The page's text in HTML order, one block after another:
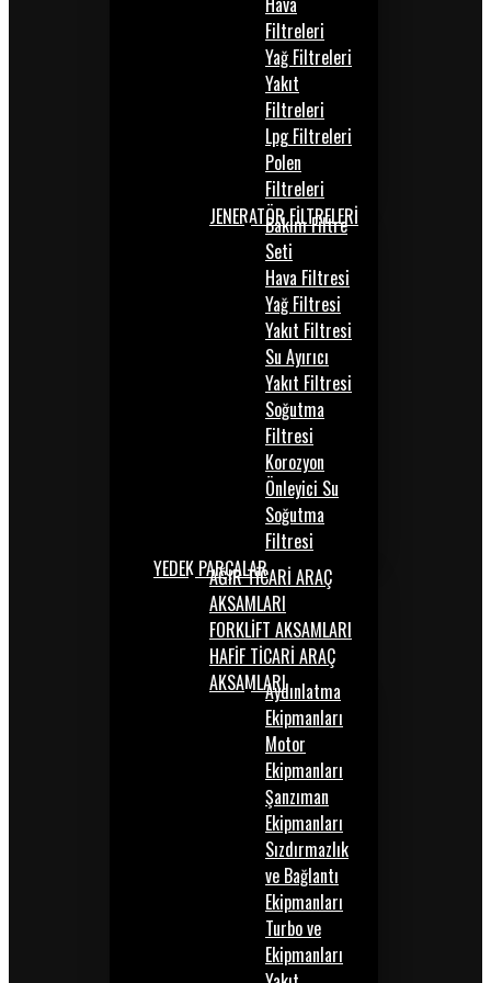
Filtreleri
Yağ Filtreleri
Yakıt
Filtreleri
Lpg Filtreleri
Polen
Filtreleri
JENERATÖR FİLTRELERİ
Bakım Filtre
Seti
Hava Filtresi
Yağ Filtresi
Yakıt Filtresi
Su Ayırıcı
Yakıt Filtresi
Soğutma
Filtresi
Korozyon
Önleyici Su
Soğutma
Filtresi
YEDEK PARÇALARAĞIR TİCARİ ARAÇ
AKSAMLARI
FORKLİFT AKSAMLARI
HAFİF TİCARİ ARAÇ
AKSAMLARIAydınlatma
Ekipmanları
Motor
Ekipmanları
Şanzıman
Ekipmanları
Sızdırmazlık
ve Bağlantı
Ekipmanları
Turbo ve
Ekipmanları